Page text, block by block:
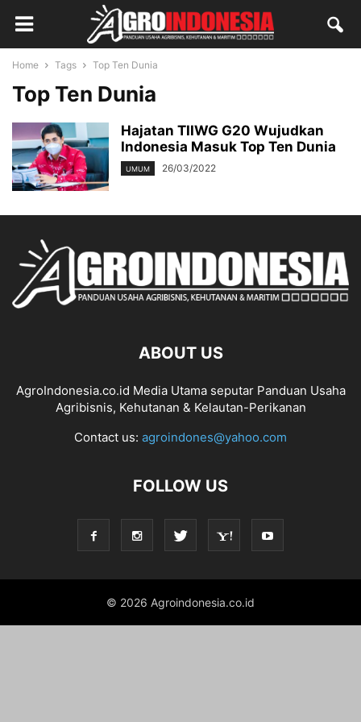
Home Tags Top Ten Dunia
Top Ten Dunia
Hajatan TIIWG G20 Wujudkan
Indonesia Masuk Top Ten Dunia
UMUM 26/03/2022
ABOUT US
AgroIndonesia.co.id Media Utama seputar Panduan Usaha
Agribisnis, Kehutanan & Kelautan-Perikanan
Contact us: agroindones@yahoo.com
FOLLOW US
© 2026 Agroindonesia.co.id